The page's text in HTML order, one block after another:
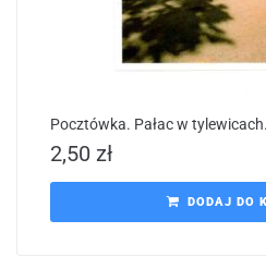
Pocztówka. Pałac w tylewicach.
2,50 zł
DODAJ DO